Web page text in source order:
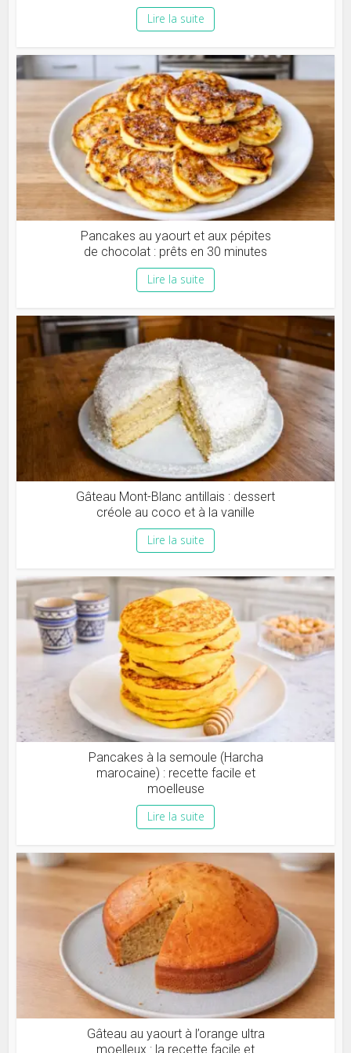
Lire la suite
Pancakes au yaourt et aux pépites
de chocolat : prêts en 30 minutes
Lire la suite
Gâteau Mont-Blanc antillais : dessert
créole au coco et à la vanille
Lire la suite
Pancakes à la semoule (Harcha
marocaine) : recette facile et
moelleuse
Lire la suite
Gâteau au yaourt à l’orange ultra
moelleux : la recette facile et